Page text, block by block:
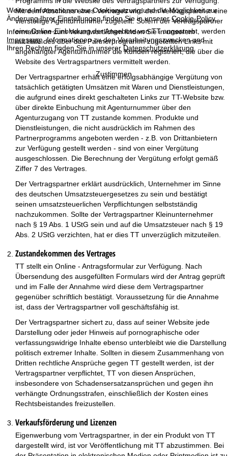
Weitere Informationen zur Cookienutzung und die Möglichkeit zur
Änderung Ihrer Einstellungen finden Sie in unsererCookie-Policy.
Informationen zum Verantwortlichen finden Sie in unserem
Impressum. Informationen zu den Verarbeitungszwecken und
Ihren Rechten finden Sie in unsererDatenschutzerklärung
Zustimmen
Mit dem Abschluss eines Vertrages wird dem Vertragspartner eine
vierstellige Agenturnummer zugeteilt. Sofern der Vertragspartner
eine Online-Einbindung der Angebote von TT angestrebt, werden
mit Hilfe des über das Partnerprogramm zugeteilten Links mit
angehängter Agenturnummer die Kunden registriert, die über die
Website des Vertragspartners vermittelt werden.
Der Vertragspartner erhält eine erfolgsabhängige Vergütung von
tatsächlich getätigten Umsätzen mit Waren und Dienstleistungen,
die aufgrund eines direkt geschalteten Links zur TT-Website bzw.
über direkte Einbuchung mit Agenturnummer über den
Agenturzugang von TT zustande kommen. Produkte und
Dienstleistungen, die nicht ausdrücklich im Rahmen des
Partnerprogramms angeboten werden - z.B. von Drittanbietern
zur Verfügung gestellt werden - sind von einer Vergütung
ausgeschlossen. Die Berechnung der Vergütung erfolgt gemäß
Ziffer 7 des Vertrages.
Der Vertragspartner erklärt ausdrücklich, Unternehmer im Sinne
des deutschen Umsatzsteuergesetzes zu sein und bestätigt
seinen umsatzsteuerlichen Verpflichtungen selbstständig
nachzukommen. Sollte der Vertragspartner Kleinunternehmer
nach § 19 Abs. 1 UStG sein und auf die Umsatzsteuer nach § 19
Abs. 2 UStG verzichten, hat er dies TT unverzüglich mitzuteilen.
Zustandekommen des Vertrages
TT stellt ein Online - Antragsformular zur Verfügung. Nach
Übersendung des ausgefüllten Formulars wird der Antrag geprüft
und im Falle der Annahme wird diese dem Vertragspartner
gegenüber schriftlich bestätigt. Voraussetzung für die Annahme
ist, dass der Vertragspartner voll geschäftsfähig ist.
Der Vertragspartner sichert zu, dass auf seiner Website jede
Darstellung oder jeder Hinweis auf pornographische oder
verfassungswidrige Inhalte ebenso unterbleibt wie die Darstellung
politisch extremer Inhalte. Sollten in diesem Zusammenhang von
Dritten rechtliche Ansprüche gegen TT gestellt werden, ist der
Vertragspartner verpflichtet, TT von diesen Ansprüchen,
insbesondere von Schadensersatzansprüchen und gegen ihn
verhängte Ordnungsstrafen, einschließlich der Kosten eines
Rechtsbeistandes freizustellen.
Verkaufsförderung und Lizenzen
Eigenwerbung vom Vertragspartner, in der ein Produkt von TT
dargestellt wird, ist vor Veröffentlichung mit TT abzustimmen. Bei